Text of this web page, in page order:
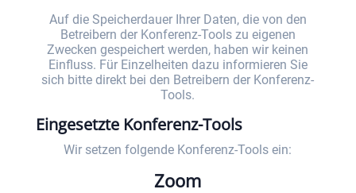
Auf die Speicherdauer Ihrer Daten, die von den
Betreibern der Konferenz-Tools zu eigenen
Zwecken gespeichert werden, haben wir keinen
Einfluss. Für Einzelheiten dazu informieren Sie
sich bitte direkt bei den Betreibern der Konferenz-
Tools.
Eingesetzte Konferenz-Tools
Wir setzen folgende Konferenz-Tools ein:
Zoom